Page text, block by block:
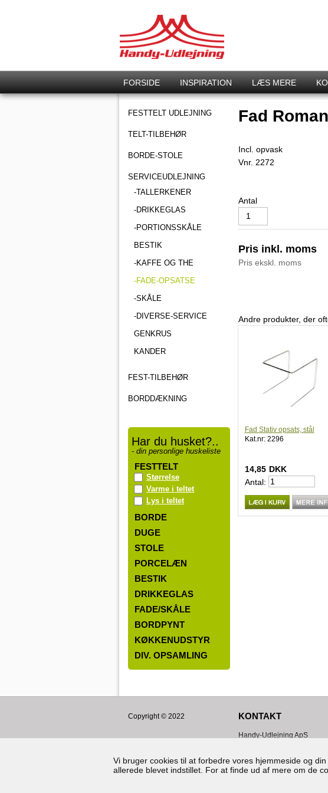
Vi bruger cookies til at forbedre vores hjemmeside og
allerede blevet indstillet. For at finde ud af mere om de
FORSIDE INSPIRATION LÆS MERE
FESTTELT UDLEJNING
TELT-TILBEHØR
BORDE-STOLE
SERVICEUDLEJNING
-TALLERKENER
-DRIKKEGLAS
-PORTIONSSKÅLE
BESTIK
-KAFFE OG THE
-FADE-OPSATSE
-SKÅLE
-DIVERSE-SERVICE
GENKRUS
KANDER
FEST-TILBEHØR
BORDDÆKNING
Har du husket?..
- din personlige huskeliste
FESTTELT
Størrelse
Varme i teltet
Lys i teltet
BORDE
DUGE
STOLE
PORCELÆN
BESTIK
DRIKKEGLAS
FADE/SKÅLE
BORDPYNT
KØKKENUDSTYR
DIV. OPSAMLING
Fad
Incl. opvask
Vnr. 2272
Antal
Pris inkl. moms
Pris ekskl. moms
Andre produkter, der
Fad Stativ opsats, stål
Kat.nr: 2296
14,85 DKK
Antal:
Copyright © 2022 KONTAKT
Handy-Udlejning ApS
CVR: 31152763